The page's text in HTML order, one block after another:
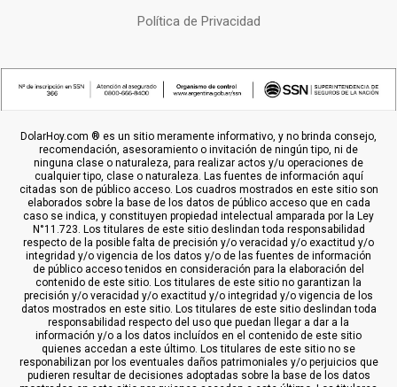
Política de Privacidad
DolarHoy.com ® es un sitio meramente informativo, y no brinda consejo,
recomendación, asesoramiento o invitación de ningún tipo, ni de
ninguna clase o naturaleza, para realizar actos y/u operaciones de
cualquier tipo, clase o naturaleza. Las fuentes de información aquí
citadas son de público acceso. Los cuadros mostrados en este sitio son
elaborados sobre la base de los datos de público acceso que en cada
caso se indica, y constituyen propiedad intelectual amparada por la Ley
N°11.723. Los titulares de este sitio deslindan toda responsabilidad
respecto de la posible falta de precisión y/o veracidad y/o exactitud y/o
integridad y/o vigencia de los datos y/o de las fuentes de información
de público acceso tenidos en consideración para la elaboración del
contenido de este sitio. Los titulares de este sitio no garantizan la
precisión y/o veracidad y/o exactitud y/o integridad y/o vigencia de los
datos mostrados en este sitio. Los titulares de este sitio deslindan toda
responsabilidad respecto del uso que puedan llegar a dar a la
información y/o a los datos incluídos en el contenido de este sitio
quienes accedan a este último. Los titulares de este sitio no se
responabilizan por los eventuales daños patrimoniales y/o perjuicios que
pudieren resultar de decisiones adoptadas sobre la base de los datos